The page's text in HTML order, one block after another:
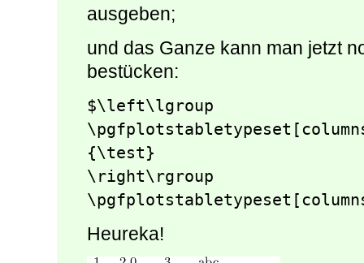
ausgeben;
und das Ganze kann man jetzt
bestücken:
$\left\lgroup
{\test}
\right\rgroup
Heureka!